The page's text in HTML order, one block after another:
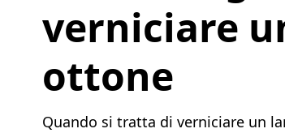
verniciare
ottone
Quando si tratta di verniciare un